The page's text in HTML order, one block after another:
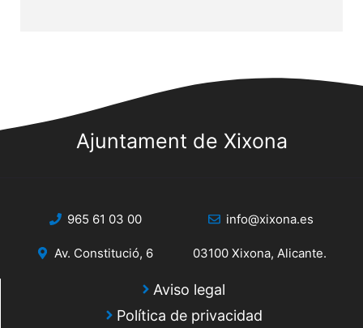
Ajuntament de Xixona
965 61 03 00 info@xixona.es
Av. Constitució, 6 03100 Xixona, Alicante.
Aviso legal
Política de privacidad